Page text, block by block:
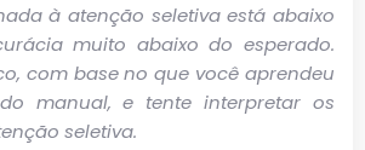
à atenção seletiva está abaixo
muito abaixo do esperado.
com base no que você aprendeu
manual, e tente interpretar os
seletiva.